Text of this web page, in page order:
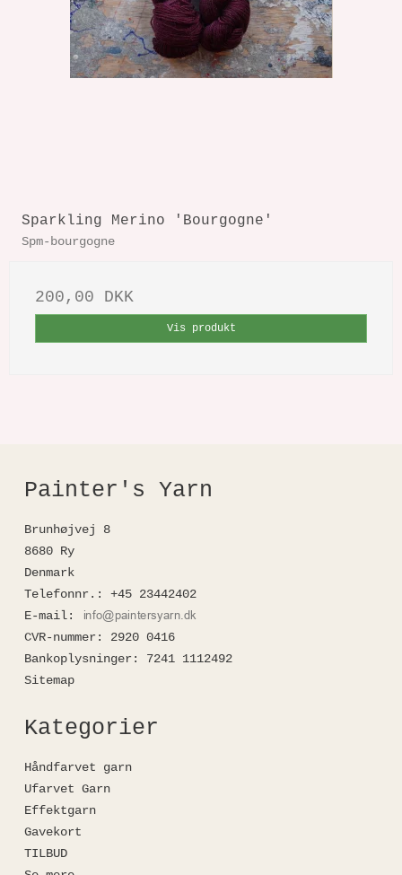
Sparkling Merino 'Bourgogne'
Spm-bourgogne
200,00 DKK
Vis produkt
Painter's Yarn
Brunhøjvej 8
8680 Ry
Denmark
Telefonnr. :
+45 23442402
E-mail:
CVR-nummer:
2920 0416
Bankoplysninger:
7241 1112492
Sitemap
Kategorier
Håndfarvet garn
Ufarvet Garn
Effektgarn
Gavekort
TILBUD